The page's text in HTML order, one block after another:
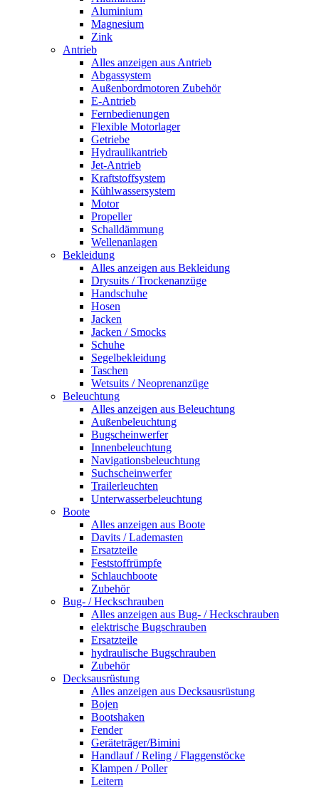
Aluminium
Magnesium
Zink
Antrieb
Alles anzeigen aus Antrieb
Abgassystem
Außenbordmotoren Zubehör
E-Antrieb
Fernbedienungen
Flexible Motorlager
Getriebe
Hydraulikantrieb
Jet-Antrieb
Kraftstoffsystem
Kühlwassersystem
Motor
Propeller
Schalldämmung
Wellenanlagen
Bekleidung
Alles anzeigen aus Bekleidung
Drysuits / Trockenanzüge
Handschuhe
Hosen
Jacken
Jacken / Smocks
Schuhe
Segelbekleidung
Taschen
Wetsuits / Neoprenanzüge
Beleuchtung
Alles anzeigen aus Beleuchtung
Außenbeleuchtung
Bugscheinwerfer
Innenbeleuchtung
Navigationsbeleuchtung
Suchscheinwerfer
Trailerleuchten
Unterwasserbeleuchtung
Boote
Alles anzeigen aus Boote
Davits / Lademasten
Ersatzteile
Feststoffrümpfe
Schlauchboote
Zubehör
Bug- / Heckschrauben
Alles anzeigen aus Bug- / Heckschrauben
elektrische Bugschrauben
Ersatzteile
hydraulische Bugschrauben
Zubehör
Decksausrüstung
Alles anzeigen aus Decksausrüstung
Bojen
Bootshaken
Fender
Geräteträger/Bimini
Handlauf / Reling / Flaggenstöcke
Klampen / Poller
Leitern